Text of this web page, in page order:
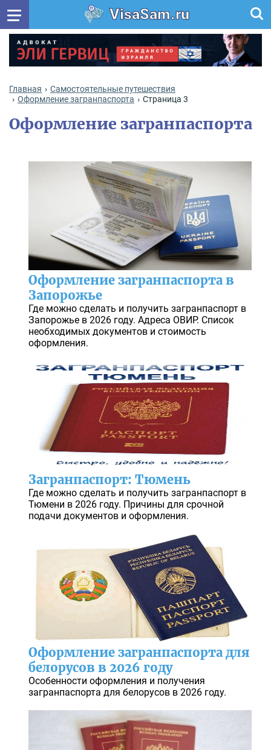
VisaSam.ru
Главная
Самостоятельные путешествия
Оформление загранпаспорта
Страница 3
Оформление загранпаспорта
Оформление загранпаспорта в
Запорожье
Где можно сделать и получить загранпаспорт в
Запорожье в 2026 году. Адреса ОВИР. Список
необходимых документов и стоимость
оформления.
Загранпаспорт: Тюмень
Где можно сделать и получить загранпаспорт в
Тюмени в 2026 году. Причины для срочной
подачи документов и оформления.
Оформление загранпаспорта для
белорусов в 2026 году
Особенности оформления и получения
загранпаспорта для белорусов в 2026 году.